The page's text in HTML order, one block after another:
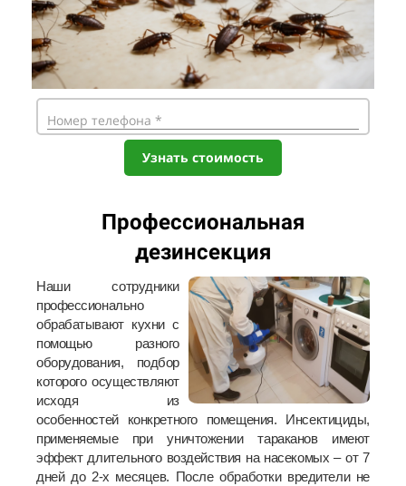
Номер телефона *
Узнать стоимость
Профессиональная
дезинсекция
Наши сотрудники
профессионально
обрабатывают кухни с
помощью разного
оборудования, подбор
которого осуществляют
исходя из
особенностей конкретного помещения. Инсектициды,
применяемые при уничтожении тараканов имеют
эффект длительного воздействия на насекомых – от 7
дней до 2-х месяцев. После обработки вредители не